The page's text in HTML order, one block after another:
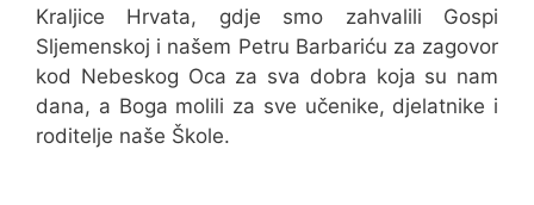
Kraljice Hrvata, gdje smo zahvalili Gospi
Sljemenskoj i našem Petru Barbariću za zagovor
kod Nebeskog Oca za sva dobra koja su nam
dana, a Boga molili za sve učenike, djelatnike i
roditelje naše Škole.